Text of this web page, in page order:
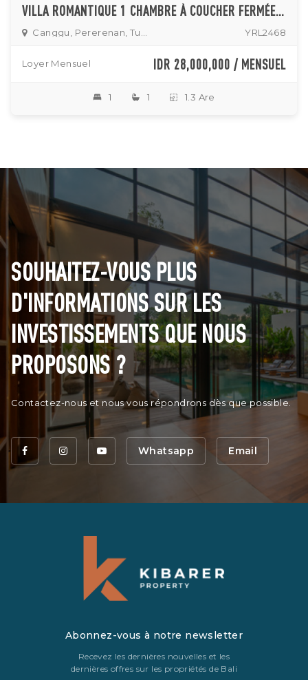
VILLA ROMANTIQUE 1 CHAMBRE À COUCHER FERMÉE À TUMBAK BAYUH
YRL2468
Loyer Mensuel IDR 28,000,000 / MENSUEL
1 1 1.3 Are
SOUHAITEZ-VOUS PLUS
D'INFORMATIONS SUR LES
INVESTISSEMENTS QUE NOUS
PROPOSONS ?
Contactez-nous et nous vous répondrons dès que possible.
Whatsapp Email
Abonnez-vous à notre newsletter
Recevez les dernières nouvelles et les
dernières offres sur les propriétés de Bali